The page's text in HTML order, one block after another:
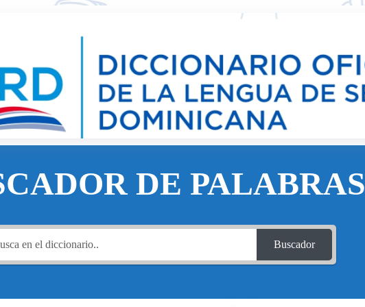
DE PALABRAS
Buscador